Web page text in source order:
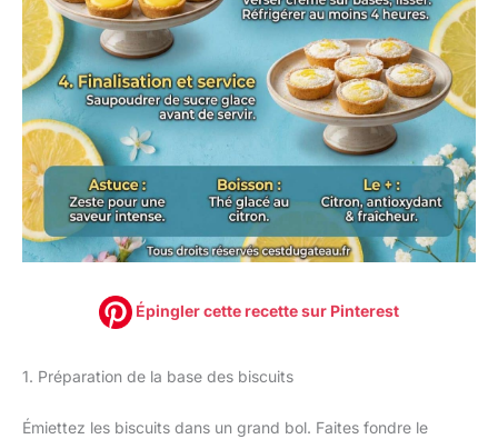
Épingler cette recette sur Pinterest
1. Préparation de la base des biscuits
Émiettez les biscuits dans un grand bol. Faites fondre le